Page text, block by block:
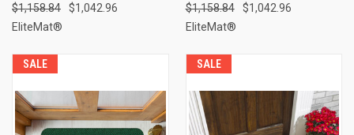
$1,158.84
$1,042.96
EliteMat®
$1,158.84
$1,042.96
EliteMat®
SALE SALE